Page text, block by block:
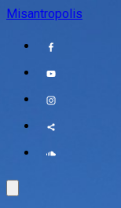
Misantropolis